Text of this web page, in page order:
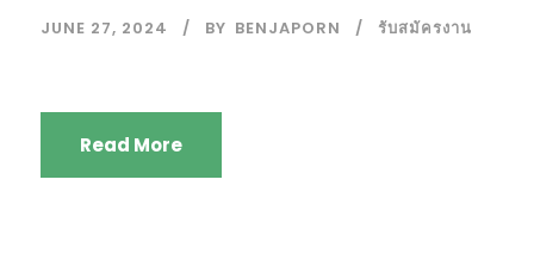
JUNE 27, 2024 BY BENJAPORN รับสมัครงาน
Read More